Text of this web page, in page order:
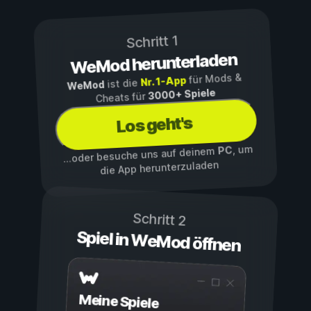
Schritt 1
WeMod herunterladen
WeMod ist die Nr. 1-Appfür Mods &
Cheats für3000+ Spiele
Los geht's
...oder besuche uns auf deinemPC, um
die App herunterzuladen
Schritt 2
Spiel in WeMod öffnen
Meine Spiele